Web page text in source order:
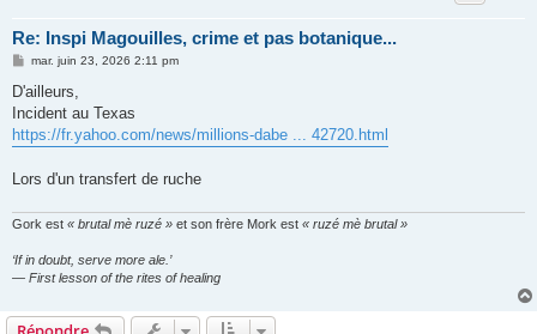
Re: Inspi Magouilles, crime et pas botanique...
M
s
a
g
e
mar. juin 23, 2026 2:11 pm
D'ailleurs,
Incident au Texas
https://fr.yahoo.com/news/millions-dabe ... 42720.html
Lors d'un transfert de ruche
Gork est « brutal mè ruzé » et son frère Mork est « ruzé mè brutal »
‘If in doubt, serve more ale.’
— First lesson of the rites of healing